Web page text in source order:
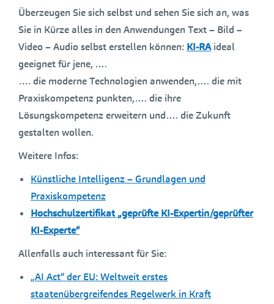
Überzeugen Sie sich selbst und sehen Sie sich an, was
Sie in Kürze alles in den Anwendungen Text – Bild –
Video – Audio selbst erstellen können: KI-RAideal
geeignet für jene, ….
…. die moderne Technologien anwenden,…. die mit
Praxiskompetenz punkten,…. die ihre
Lösungskompetenz erweitern und…. die Zukunft
gestalten wollen.
Weitere Infos:
Künstliche Intelligenz – Grundlagen und
Praxiskompetenz
Hochschulzertifikat „geprüfte KI-Expertin/geprüfter
KI-Experte“
Allenfalls auch interessant für Sie:
„AI Act“ der EU: Weltweit erstes
staatenübergreifendes Regelwerk in Kraft